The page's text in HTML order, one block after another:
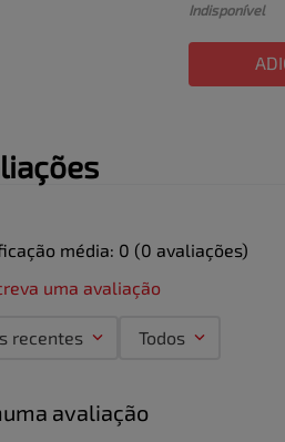
Indisponível
média: 0 (0 avaliações)
uma avaliação
recentes Todos
avaliação